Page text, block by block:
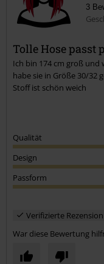
Kommentar jetzt
3
Tolle Hose passt
Ich bin 174 cm groß und
habe sie in Größe 30/32
Stoff ist schön weich
Qualität
Design
Passform
Verifizierte Rezension
War diese Bewertung